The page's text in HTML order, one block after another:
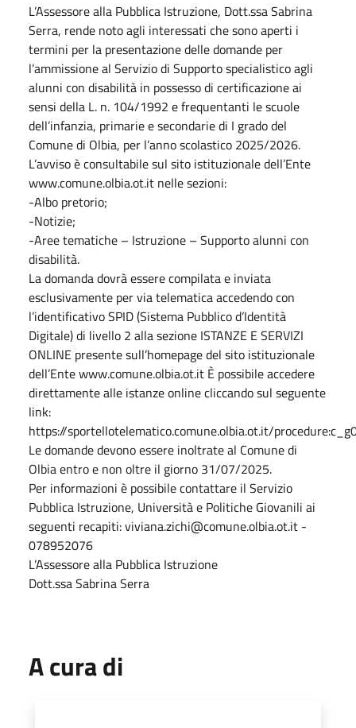
L’Assessore alla Pubblica Istruzione, Dott.ssa Sabrina
Serra, rende noto agli interessati che sono aperti i
termini per la presentazione delle domande per
l’ammissione al Servizio di Supporto specialistico agli
alunni con disabilità in possesso di certificazione ai
sensi della L. n. 104/1992 e frequentanti le scuole
dell’infanzia, primarie e secondarie di I grado del
Comune di Olbia, per l’anno scolastico 2025/2026.
L’avviso è consultabile sul sito istituzionale dell’Ente
www.comune.olbia.ot.it nelle sezioni:
-Albo pretorio;
-Notizie;
-Aree tematiche – Istruzione – Supporto alunni con
disabilità.
La domanda dovrà essere compilata e inviata
esclusivamente per via telematica accedendo con
l’identificativo SPID (Sistema Pubblico d’Identità
Digitale) di livello 2 alla sezione ISTANZE E SERVIZI
ONLINE presente sull’homepage del sito istituzionale
dell’Ente www.comune.olbia.ot.it È possibile accedere
direttamente alle istanze online cliccando sul seguente
link:
https://sportellotelematico.comune.olbia.ot.it/
Le domande devono essere inoltrate al Comune di
Olbia entro e non oltre il giorno 31/07/2025.
Per informazioni è possibile contattare il Servizio
Pubblica Istruzione, Università e Politiche Giovanili ai
seguenti recapiti: viviana.zichi@comune.olbia.ot.it -
078952076
L’Assessore alla Pubblica Istruzione
Dott.ssa Sabrina Serra
A cura di